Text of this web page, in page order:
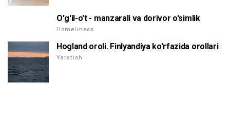
O'g'il-o't - manzarali va dorivor o'simlik
Homeliness
Hogland oroli. Finlyandiya ko'rfazida orollari
Yaratish